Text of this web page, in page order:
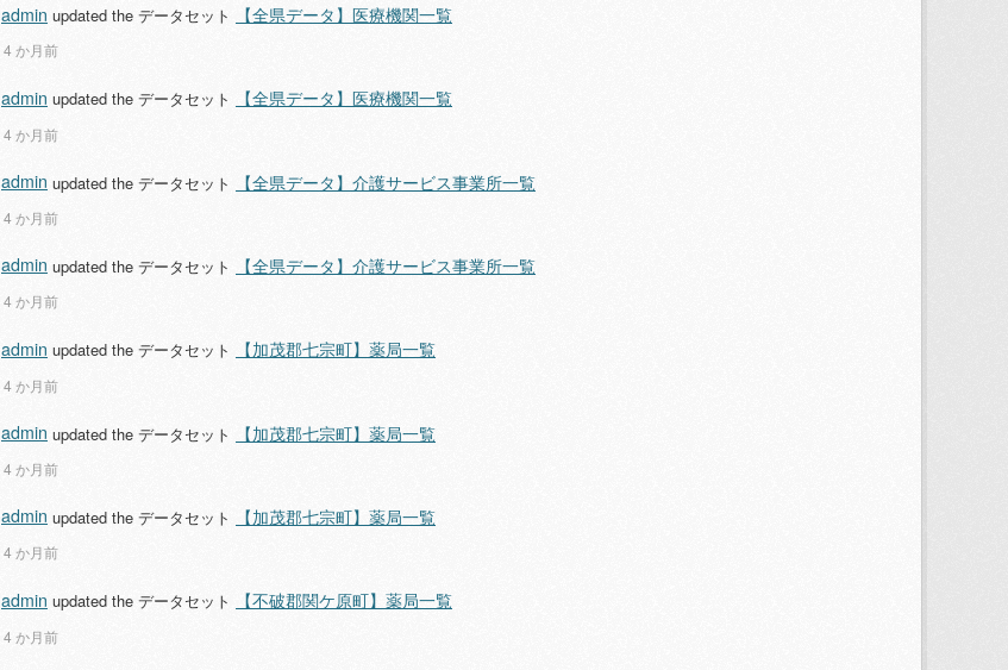
admin updated the データセット 【全県データ】医療機関一覧
4 か月前
admin updated the データセット 【全県データ】医療機関一覧
4 か月前
admin updated the データセット 【全県データ】介護サービス事業所一覧
4 か月前
admin updated the データセット 【全県データ】介護サービス事業所一覧
4 か月前
admin updated the データセット 【加茂郡七宗町】薬局一覧
4 か月前
admin updated the データセット 【加茂郡七宗町】薬局一覧
4 か月前
admin updated the データセット 【加茂郡七宗町】薬局一覧
4 か月前
admin updated the データセット 【不破郡関ケ原町】薬局一覧
4 か月前